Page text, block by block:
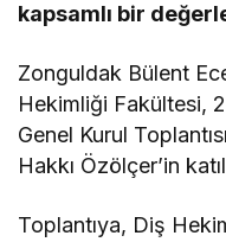
kapsamlı bir
Zonguldak Bülent
Hekimliği Fakültesi,
Genel Kurul
Hakkı Özölçer’in
Toplantıya, Diş